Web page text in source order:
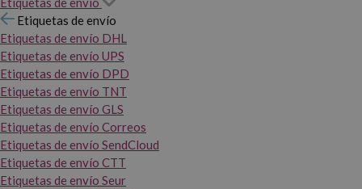
Etiquetas de envío
Etiquetas de envío DHL
Etiquetas de envío UPS
Etiquetas de envío DPD
Etiquetas de envío TNT
Etiquetas de envío GLS
Etiquetas de envío Correos
Etiquetas de envío SendCloud
Etiquetas de envío CTT
Etiquetas de envío Seur